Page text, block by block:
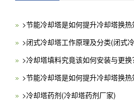
>节能冷却塔是如何提升冷却塔换
>闭式冷却塔工作原理及分类(闭式
>冷却塔填料究竟该如何安装与更
>节能冷却塔是如何提升冷却塔换
>冷却塔药剂(冷却塔药剂厂家)